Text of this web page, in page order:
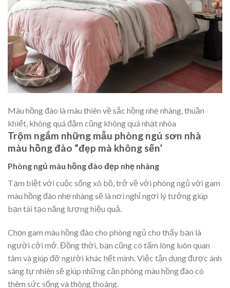
Màu hồng đào là màu thiên về sắc hồng nhẹ nhàng, thuần
khiết, không quá đậm cũng không quá nhạt nhòa
Trộm ngắm những mẫu phòng ngủ sơn nhà
màu hồng đào “đẹp mà không sến’
Phòng ngủ màu hồng đào đẹp nhẹ nhàng
Tạm biệt với cuộc sống xô bồ, trở về với phòng ngủ với gam
màu hồng đào nhẹ nhàng sẽ là nơi nghỉ ngơi lý tưởng giúp
bạn tái tạo năng lượng hiệu quả.
Chọn gam màu hồng đào cho phòng ngủ cho thấy bạn là
người cởi mở. Đồng thời, bạn cũng có tấm lòng luôn quan
tâm và giúp đỡ người khác hết mình. Việc tận dụng được ánh
sáng tự nhiên sẽ giúp những căn phòng màu hồng đào có
thêm sức sống và thông thoáng.